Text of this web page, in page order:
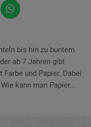
bis hin zu buntem
ab 7 Jahren gibt
und Papier. Dabei
kann man Papier...